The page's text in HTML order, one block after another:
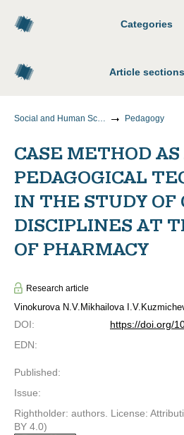
Categories
Article sections
Social and Human Sciences Pedagogy
CASE METHOD AS
PEDAGOGICAL
IN THE STUDY OF
DISCIPLINES AT
OF PHARMACY
Research article
Vinokurova N.V. Mikhailova I.V.
DOI:
https://doi.org/
EDN:
Published:
Issue:
Rightholder: authors. License:
BY 4.0)